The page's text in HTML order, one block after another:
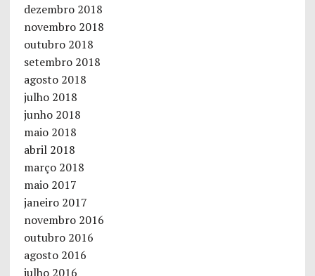
dezembro 2018
novembro 2018
outubro 2018
setembro 2018
agosto 2018
julho 2018
junho 2018
maio 2018
abril 2018
março 2018
maio 2017
janeiro 2017
novembro 2016
outubro 2016
agosto 2016
julho 2016